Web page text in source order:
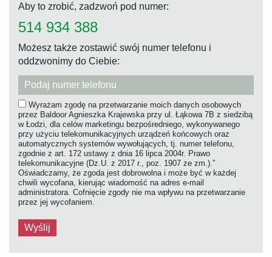
Aby to zrobić, zadzwoń pod numer:
514 934 388
Możesz także zostawić swój numer telefonu i
oddzwonimy do Ciebie:
Wyrażam zgodę na przetwarzanie moich danych osobowych
przez Baldoor Agnieszka Krajewska przy ul. Łąkowa 7B z siedzibą
w Łodzi, dla celów marketingu bezpośredniego, wykonywanego
przy użyciu telekomunikacyjnych urządzeń końcowych oraz
automatycznych systemów wywołujących, tj. numer telefonu,
zgodnie z art. 172 ustawy z dnia 16 lipca 2004r. Prawo
telekomunikacyjne (Dz.U. z 2017 r., poz. 1907 ze zm.).”
Oświadczamy, że zgoda jest dobrowolna i może być w każdej
chwili wycofana, kierując wiadomość na adres e-mail
administratora. Cofnięcie zgody nie ma wpływu na przetwarzanie
przez jej wycofaniem.